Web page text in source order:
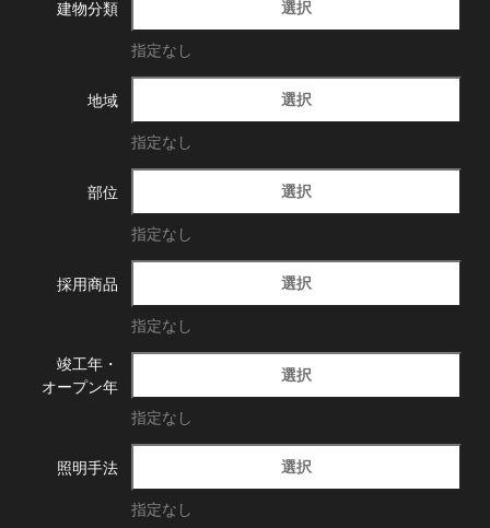
建物分類 選択
指定なし
地域 選択
指定なし
部位 選択
指定なし
採用商品 選択
指定なし
竣工年・
オープン年
選択
指定なし
照明手法 選択
指定なし